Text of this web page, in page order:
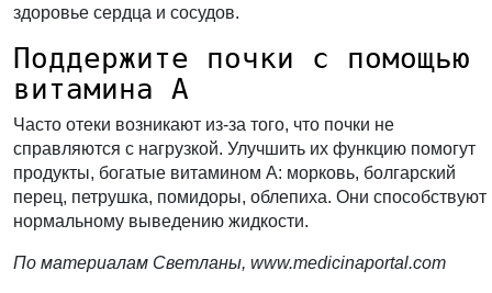
здоровье сердца и сосудов.
Поддержите почки с помощью
витамина А
Часто отеки возникают из-за того, что почки не
справляются с нагрузкой. Улучшить их функцию помогут
продукты, богатые витамином А: морковь, болгарский
перец, петрушка, помидоры, облепиха. Они способствуют
нормальному выведению жидкости.
По материалам Светланы, www.medicinaportal.com